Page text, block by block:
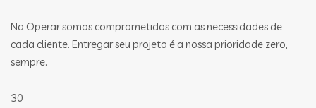
Na Operar somos comprometidos com as necessidades de
cada cliente. Entregar seu projeto é a nossa prioridade zero,
sempre.
30